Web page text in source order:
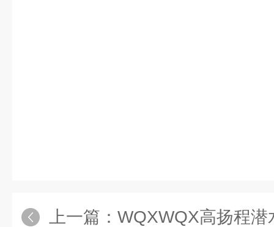
上一篇： WQXWQX高扬程潜